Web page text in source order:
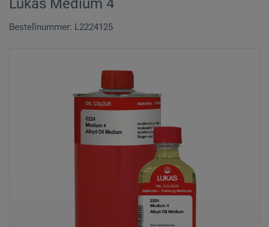
Lukas Medium 4
Bestellnummer: L2224125